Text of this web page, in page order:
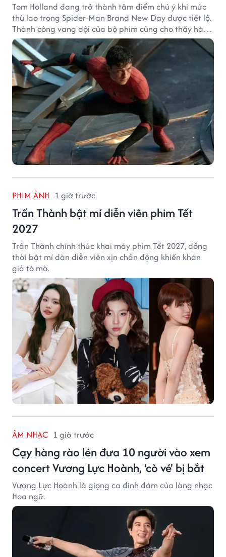
Tom Holland đang trở thành tâm điểm chú ý khi mức
thù lao trong Spider-Man Brand New Day được tiết lộ.
Thành công vang dội của bộ phim cũng cho thấy hành
trình thăng hạng đáng chú ý của nam diễn viên sau
một thập kỷ gắn bó với vai Người Nhện.
PHIM ẢNH 1 giờ trước
Trấn Thành bật mí diễn viên phim Tết
2027
Trấn Thành chính thức khai máy phim Tết 2027, đồng
thời bật mí dàn diễn viên xịn chấn động khiến khán
giả tò mò.
ÂM NHẠC 1 giờ trước
Cạy hàng rào lén đưa 10 người vào xem
concert Vương Lực Hoành, 'cò vé' bị bắt
Vương Lực Hoành là giọng ca đình đám của làng nhạc
Hoa ngữ.